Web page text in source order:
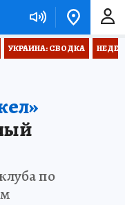
УКРАИНА: СВОДКА
по